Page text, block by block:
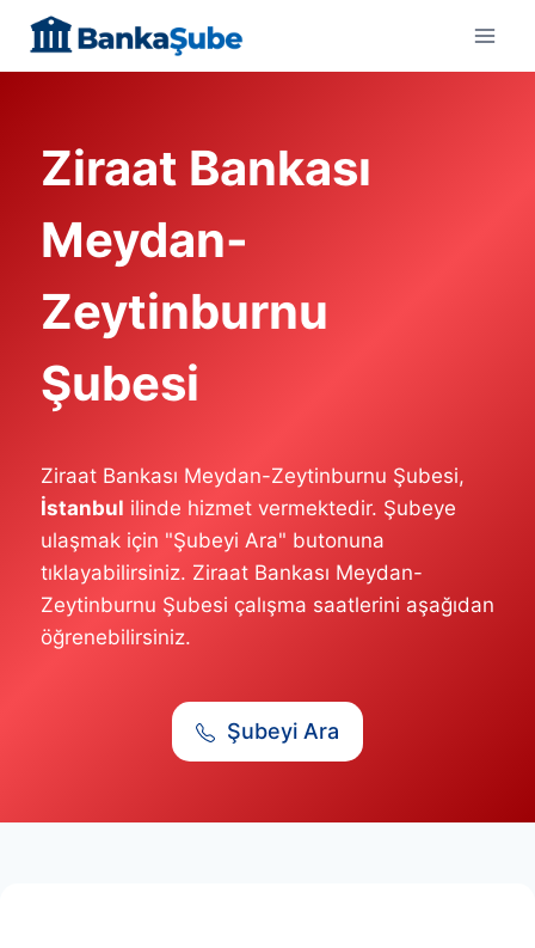
content
Ziraat Bankası
Meydan-
Zeytinburnu
Şubesi
Ziraat Bankası Meydan-Zeytinburnu Şubesi,
İstanbul ilinde hizmet vermektedir. Şubeye
ulaşmak için "Şubeyi Ara" butonuna
tıklayabilirsiniz. Ziraat Bankası Meydan-
Zeytinburnu Şubesi çalışma saatlerini aşağıdan
öğrenebilirsiniz.
Şubeyi Ara